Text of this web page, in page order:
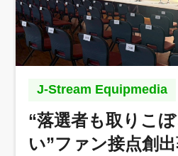
J-Stream Equipmedia
“落選者も取りこ
い”ファン接点創